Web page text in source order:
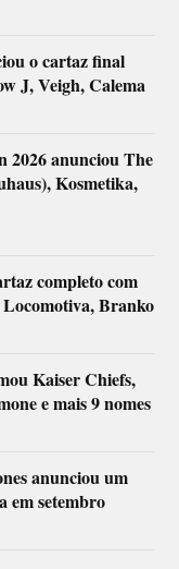
o cartaz final
J, Veigh, Calema
2026 anunciou The
Kosmetika,
completo com
Branko
Kaiser Chiefs,
e mais 9 nomes
anunciou um
em setembro